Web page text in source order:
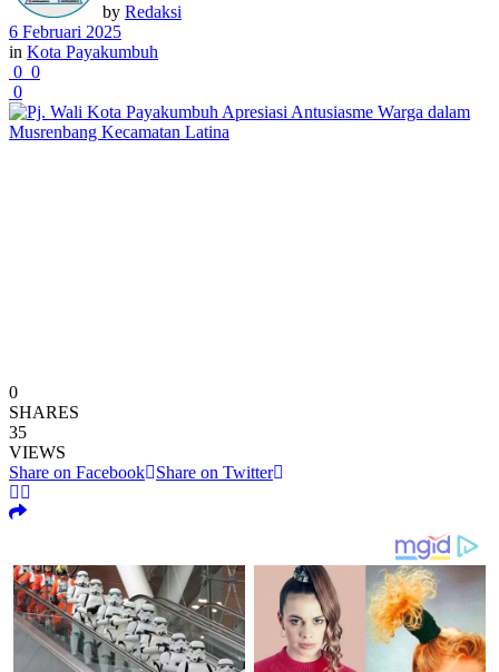
by Redaksi
6 Februari 2025
in Kota Payakumbuh
0 0
0
0
SHARES
35
VIEWS
Share on Facebook
Share on Twitter